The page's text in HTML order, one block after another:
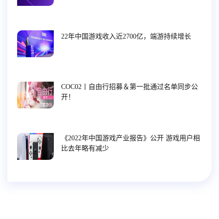
22年中国游戏收入近2700亿，端游持续增长
COC02丨自由行招募＆第一批通过名单同步公
开！
《2022年中国游戏产业报告》公开 游戏用户相
比去年略有减少